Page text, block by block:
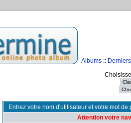
Albums::
Entrez votre nom d'utilisateur et votre mot
Attention votre